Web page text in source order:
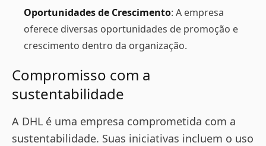
Oportunidades de Crescimento: A empresa
oferece diversas oportunidades de promoção e
crescimento dentro da organização.
Compromisso com a
sustentabilidade
A DHL é uma empresa comprometida com a
sustentabilidade. Suas iniciativas incluem o uso